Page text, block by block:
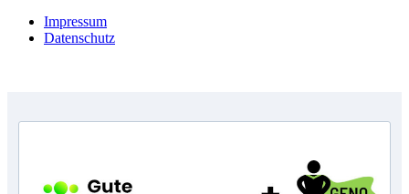
Impressum
Datenschutz